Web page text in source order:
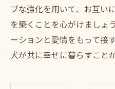
ブな強化を用いて、お互い
を築くことを心がけましょ
ーションと愛情をもって接
犬が共に幸せに暮らすこと